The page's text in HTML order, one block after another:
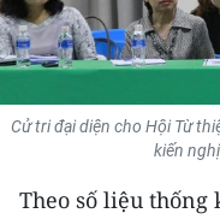
BẠN ĐỌC
KIỂM CHỨNG THÔNG
TRI THỨC CHUYÊN
54 DÂN TỘC VIỆT
Cử tri đại diện cho Hội Từ
kiến
Theo số liệu thống